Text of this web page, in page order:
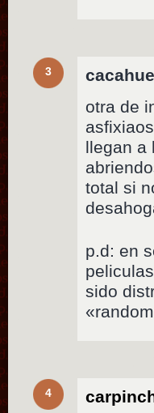
3 cacahue
otra de
llegan a
total si
p.d: en
sido
4